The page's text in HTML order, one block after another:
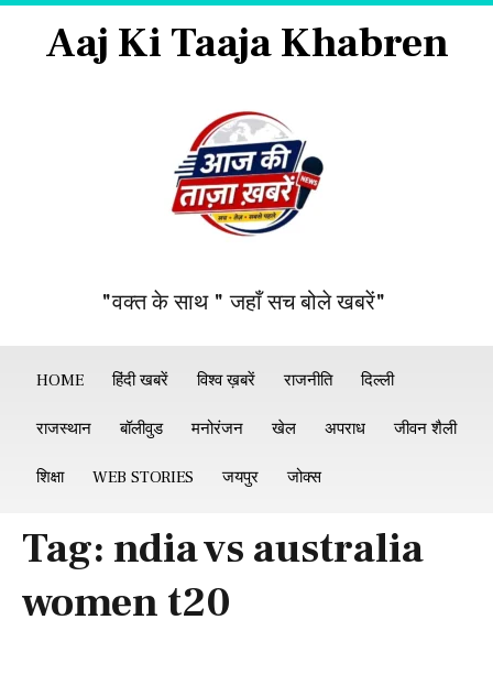
Aaj Ki Taaja Khabren
"वक्त के साथ " जहाँ सच बोले खबरें"
HOME हिंदी खबरें विश्व ख़बरें राजनीति दिल्ली
राजस्थान बॉलीवुड मनोरंजन खेल अपराध जीवन शैली
शिक्षा WEB STORIES जयपुर जोक्स
Tag: ndia vs australia
women t20